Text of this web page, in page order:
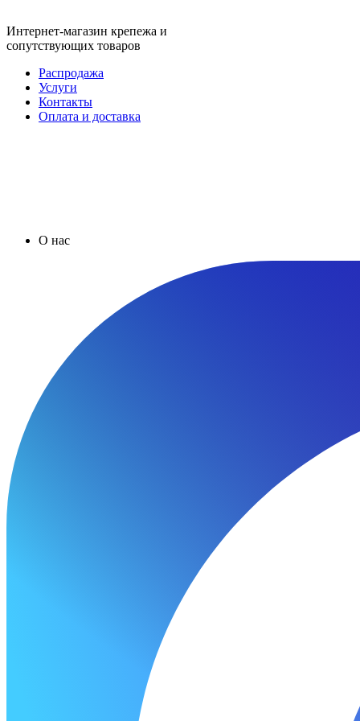
Интернет-магазин крепежа и
сопутствующих товаров
Распродажа
Услуги
Контакты
Оплата и доставка
О нас